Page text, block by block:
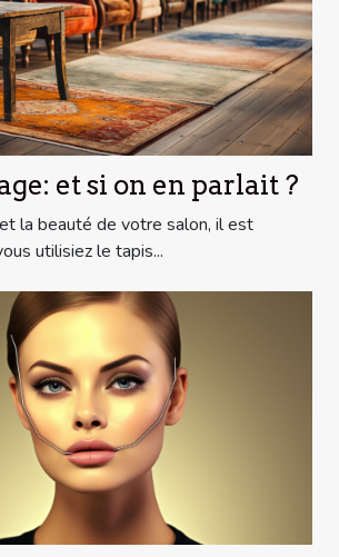
et si on en parlait ?
la beauté de votre salon, il est
utilisiez le tapis...